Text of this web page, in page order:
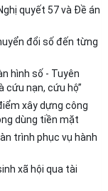
quyết 57 và Đề án
đổi số đến từng
hình số - Tuyên
cứu nạn, cứu hộ”
xây dựng công
dùng tiền mặt
trình phục vụ hành
xã hội qua tài